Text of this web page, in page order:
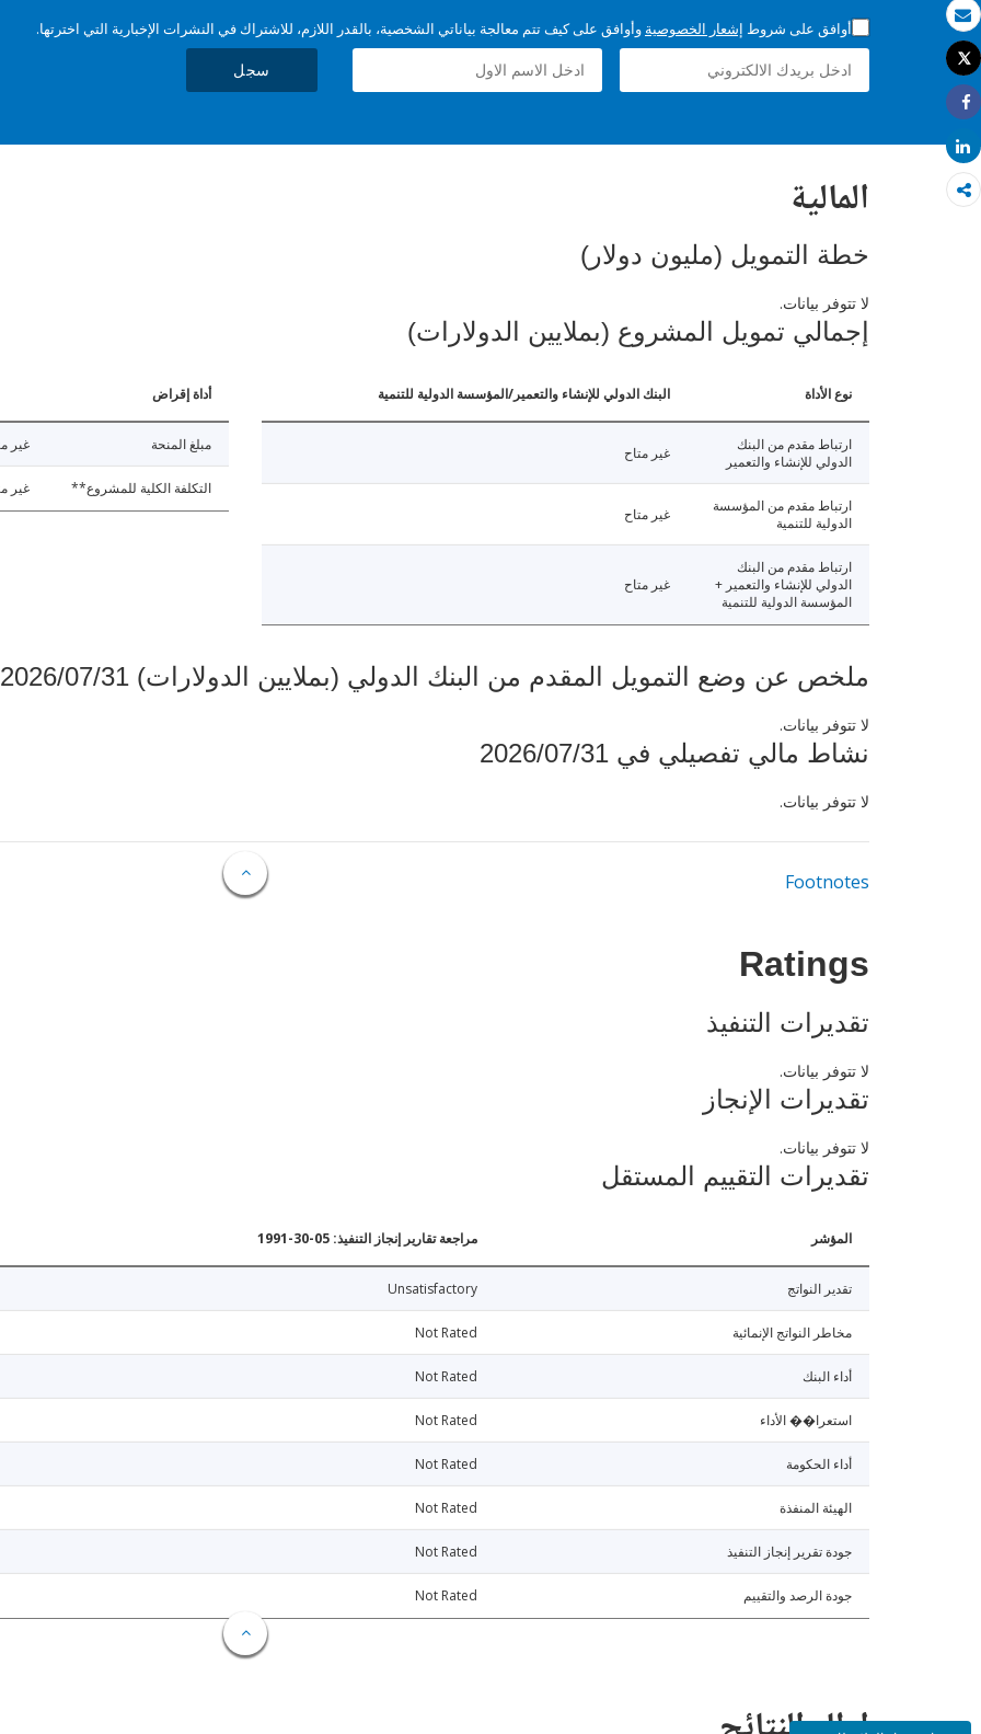
بريد الكتروني
طباعة
Tweet
Share
Share
أوافق على شروط إشعار الخصوصية وأوافق على كيف تتم معالجة بياناتي الشخصية، بالقدر اللازم، للاشتراك في النشرات الإخبارية التي اخترتها.
سجل
المالية
خطة التمويل (مليون دولار)
لا تتوفر بيانات.
إجمالي تمويل المشروع (بملايين الدولارات)
نوع الأداة البنك الدولي للإنشاء والتعمير/المؤسسة الدولية للتنمية
ارتباط مقدم من البنك
الدولي للإنشاء والتعمير
غير متاح
ارتباط مقدم من المؤسسة
الدولية للتنمية
غير متاح
ارتباط مقدم من البنك
الدولي للإنشاء والتعمير +
المؤسسة الدولية للتنمية
غير متاح
أداة إقراض
مبلغ المنحة غير
التكلفة الكلية للمشروع** غير
ملخص عن وضع التمويل المقدم من البنك الدولي (بملايين الدولارات) 2026/07/31
لا تتوفر بيانات.
نشاط مالي تفصيلي في 2026/07/31
لا تتوفر بيانات.
Footnotes
Ratings
تقديرات التنفيذ
لا تتوفر بيانات.
تقديرات الإنجاز
لا تتوفر بيانات.
تقديرات التقييم المستقل
المؤشر مراجعة تقارير إنجاز التنفيذ: 05-30-1991
تقدير النواتج Unsatisfactory
مخاطر النواتج الإنمائية Not Rated
أداء البنك Not Rated
استعرا�� الأداء Not Rated
أداء الحكومة Not Rated
الهيئة المنفذة Not Rated
جودة تقرير إنجاز التنفيذ Not Rated
جودة الرصد والتقييم Not Rated